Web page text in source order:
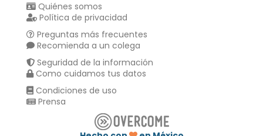
Quiénes somos
Política de privacidad
Preguntas más frecuentes
Recomienda a un colega
Seguridad de la información
Como cuidamos tus datos
Condiciones de uso
Prensa